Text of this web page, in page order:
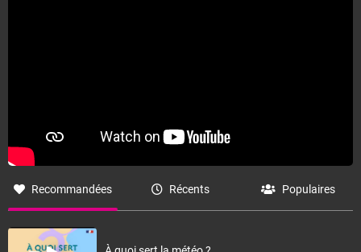
Recommandées Récents Populaires